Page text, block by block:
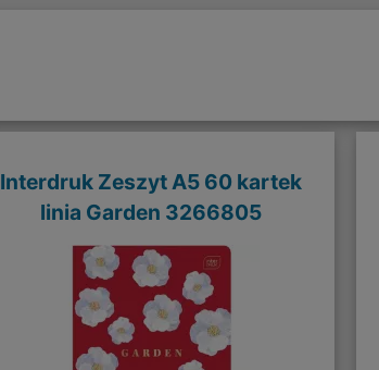
Interdruk Zeszyt A5 60 kartek
linia Garden 3266805